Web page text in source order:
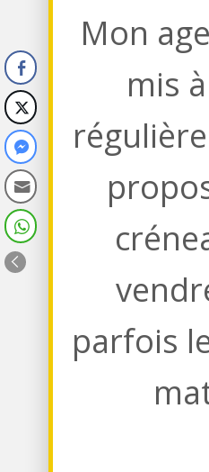
Mon
mis
parfois